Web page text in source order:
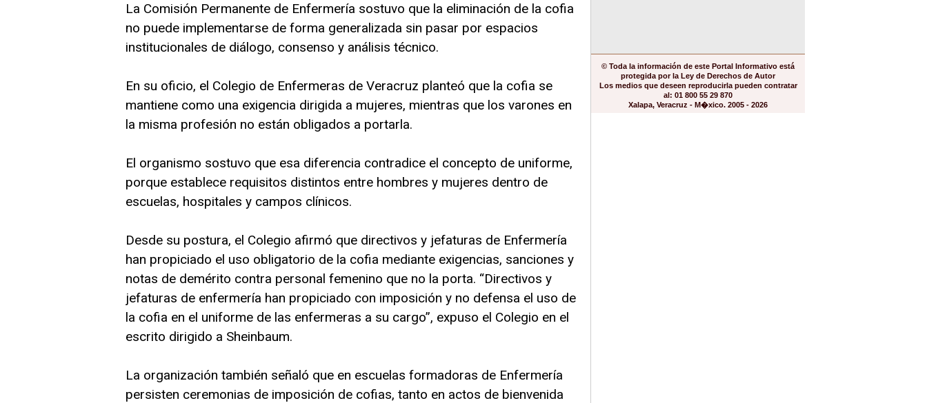
La Comisión Permanente de Enfermería sostuvo que la eliminación de la cofia
no puede implementarse de forma generalizada sin pasar por espacios
institucionales de diálogo, consenso y análisis técnico.
En su oficio, el Colegio de Enfermeras de Veracruz planteó que la cofia se
mantiene como una exigencia dirigida a mujeres, mientras que los varones en
la misma profesión no están obligados a portarla.
El organismo sostuvo que esa diferencia contradice el concepto de uniforme,
porque establece requisitos distintos entre hombres y mujeres dentro de
escuelas, hospitales y campos clínicos.
Desde su postura, el Colegio afirmó que directivos y jefaturas de Enfermería
han propiciado el uso obligatorio de la cofia mediante exigencias, sanciones y
notas de demérito contra personal femenino que no la porta. “Directivos y
jefaturas de enfermería han propiciado con imposición y no defensa el uso de
la cofia en el uniforme de las enfermeras a su cargo”, expuso el Colegio en el
escrito dirigido a Sheinbaum.
La organización también señaló que en escuelas formadoras de Enfermería
persisten ceremonias de imposición de cofias, tanto en actos de bienvenida
© Toda la información de este Portal Informativo está
protegida por la Ley de Derechos de Autor
Los medios que deseen reproducirla pueden contratar
al: 01 800 55 29 870
Xalapa, Veracruz - M�xico. 2005 - 2026